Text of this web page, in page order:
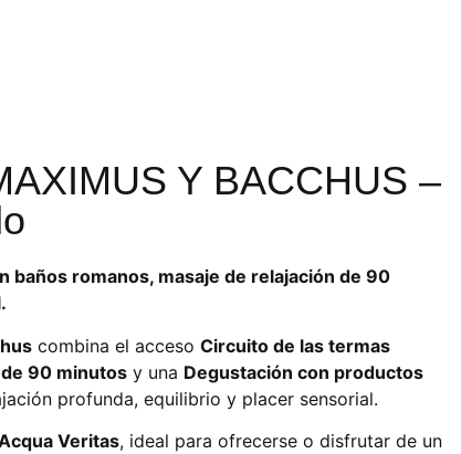
Y BACCHUS –
baños romanos, masaje de relajación de 90
combina el acceso Circuito de las termas
90 minutos y una Degustación con productos
profunda, equilibrio y placer sensorial.
Veritas, ideal para ofrecerse o disfrutar de un